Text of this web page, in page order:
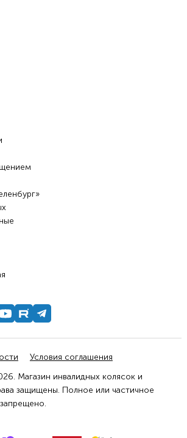
Условия соглашения
Магазин инвалидных колясок и
защищены. Полное или частичное